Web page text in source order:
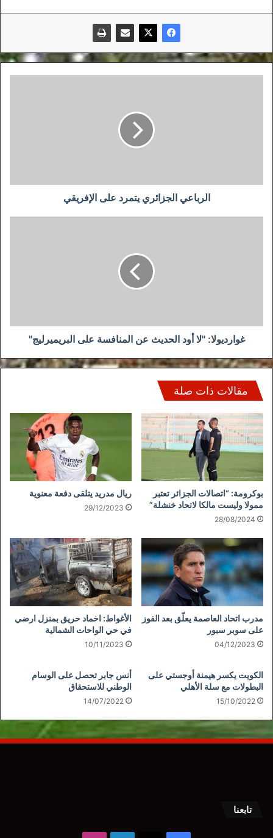
الرباعي الجزائري يتمرد على الإفريقي
غوارديولا: "لا أود الحديث عن المنافسة على البريميرليج"
مقالات ذات صلة
بوكرومة: “اتصالات الجزائر تعتبر
ممولا وليست مالكا لاتحاد خنشلة”
28/08/2024
ريال مدريد يتلقى دفعة معنوية
29/12/2023
مدرب اتحاد العاصمة يعلّق بعد الفوز
على سوبر سبور
04/12/2023
الأغواط: اخماد حريق بمنزل ارضي
في حي الواحات الشمالية
10/11/2023
الكويت يكسر هيمنة أوجستي على
البطولات مع سلة الأهلي
15/10/2022
أنس جابر تحصل على الوسام
الوطني للاستحقاق
14/07/2022
تابعنا